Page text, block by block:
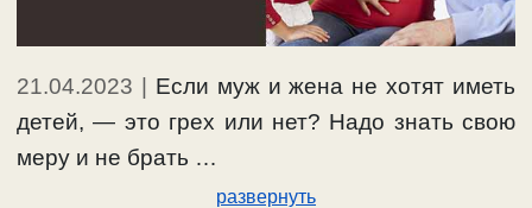
21.04.2023
Если муж и жена не хотят иметь
детей, — это грех или нет? Надо знать свою
меру и не брать …
развернуть